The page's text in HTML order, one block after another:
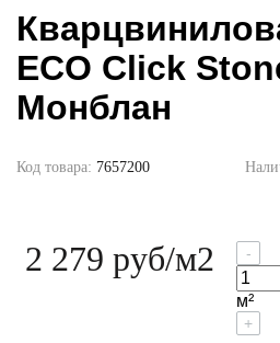
ECO Click
Монблан
Код товара: 7657200
2 279 руб/м2 -
м²
+